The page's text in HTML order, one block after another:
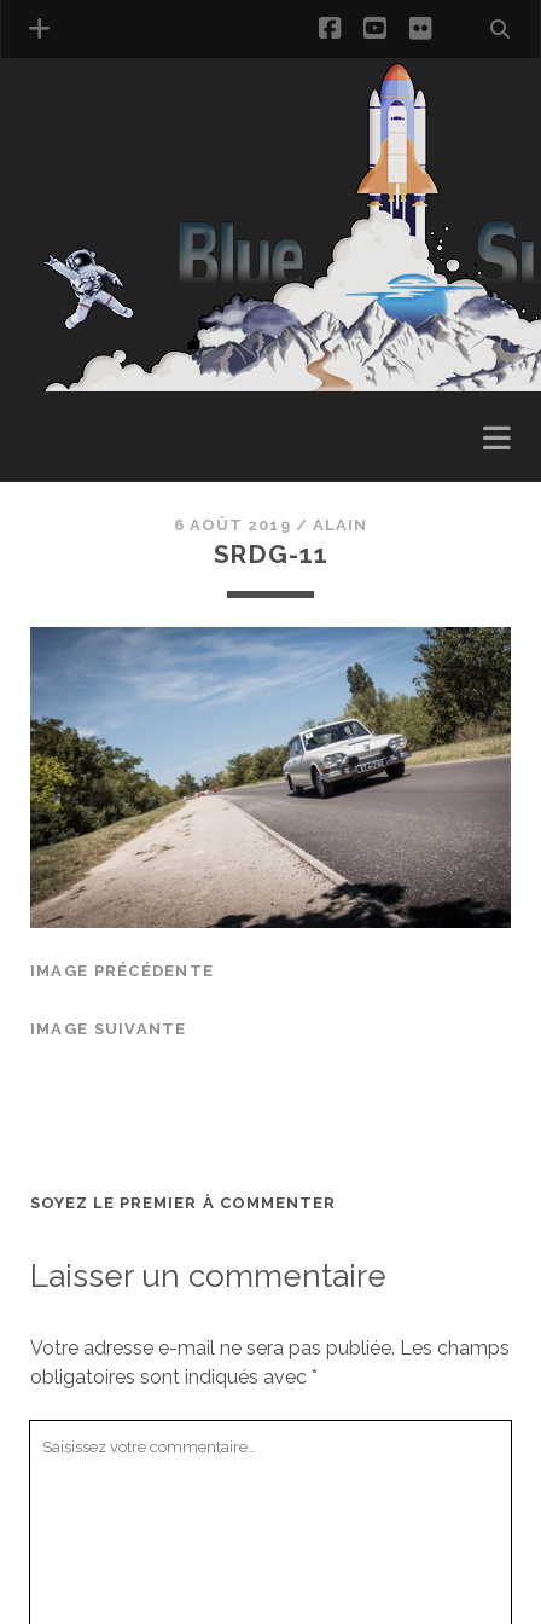
facebook
youtube
flickr
6 AOÛT 2019 / ALAIN
SRDG-11
IMAGE PRÉCÉDENTE
IMAGE SUIVANTE
SOYEZ LE PREMIER À COMMENTER
Laisser un commentaire
Votre adresse e-mail ne sera pas publiée. Les champs
obligatoires sont indiqués avec *